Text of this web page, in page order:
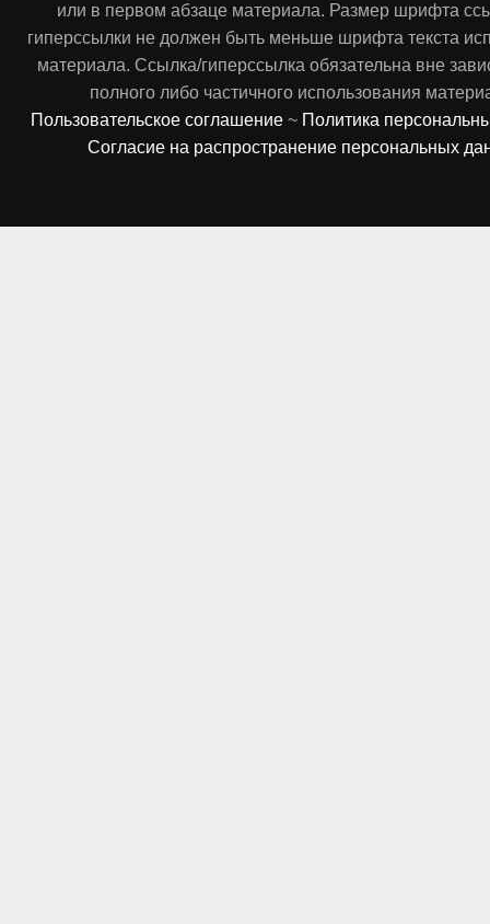
или в первом абзаце материала. Размер шрифта
гиперссылки не должен быть меньше шрифта текста
материала. Ссылка/гиперссылка обязательна вне
полного либо частичного использования
Пользовательское соглашение ~ Политика
Согласие на распространение персональных